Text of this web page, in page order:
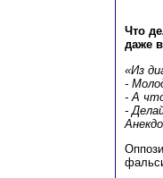
Что
даже
«Из
-
- А
-